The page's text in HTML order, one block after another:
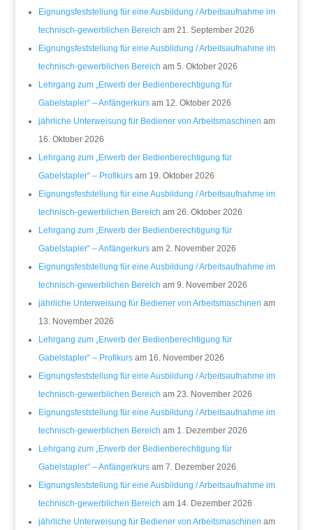
Eignungsfeststellung für eine Ausbildung / Arbeitsaufnahme im
technisch-gewerblichen Bereich am 21. September 2026
Eignungsfeststellung für eine Ausbildung / Arbeitsaufnahme im
technisch-gewerblichen Bereich am 5. Oktober 2026
Lehrgang zum „Erwerb der Bedienberechtigung für
Gabelstapler“ – Anfängerkursam 12. Oktober 2026
jährliche Unterweisung für Bediener von Arbeitsmaschinen am
16. Oktober 2026
Lehrgang zum „Erwerb der Bedienberechtigung für
Gabelstapler“ – Profikursam 19. Oktober 2026
Eignungsfeststellung für eine Ausbildung / Arbeitsaufnahme im
technisch-gewerblichen Bereich am 26. Oktober 2026
Lehrgang zum „Erwerb der Bedienberechtigung für
Gabelstapler“ – Anfängerkursam 2. November 2026
Eignungsfeststellung für eine Ausbildung / Arbeitsaufnahme im
technisch-gewerblichen Bereich am 9. November 2026
jährliche Unterweisung für Bediener von Arbeitsmaschinen am
13. November 2026
Lehrgang zum „Erwerb der Bedienberechtigung für
Gabelstapler“ – Profikursam 16. November 2026
Eignungsfeststellung für eine Ausbildung / Arbeitsaufnahme im
technisch-gewerblichen Bereich am 23. November 2026
Eignungsfeststellung für eine Ausbildung / Arbeitsaufnahme im
technisch-gewerblichen Bereich am 1. Dezember 2026
Lehrgang zum „Erwerb der Bedienberechtigung für
Gabelstapler“ – Anfängerkursam 7. Dezember 2026
Eignungsfeststellung für eine Ausbildung / Arbeitsaufnahme im
technisch-gewerblichen Bereich am 14. Dezember 2026
jährliche Unterweisung für Bediener von Arbeitsmaschinen am